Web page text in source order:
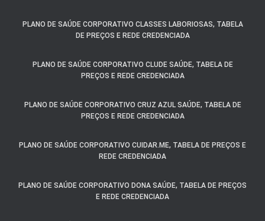
PLANO DE SAÚDE CORPORATIVO CLASSES LABORIOSAS, TABELA
DE PREÇOS E REDE CREDENCIADA
PLANO DE SAÚDE CORPORATIVO CLUDE SAÚDE, TABELA DE
PREÇOS E REDE CREDENCIADA
PLANO DE SAÚDE CORPORATIVO CRUZ AZUL SAÚDE, TABELA DE
PREÇOS E REDE CREDENCIADA
PLANO DE SAÚDE CORPORATIVO CUIDAR.ME, TABELA DE PREÇOS E
REDE CREDENCIADA
PLANO DE SAÚDE CORPORATIVO DONA SAÚDE, TABELA DE PREÇOS
E REDE CREDENCIADA